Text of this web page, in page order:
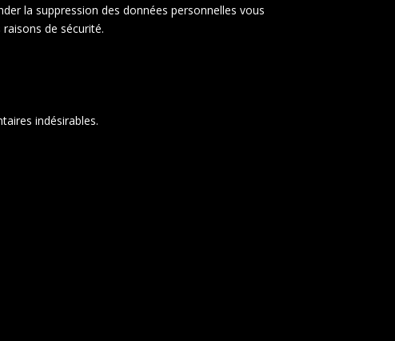
la suppression des données personnelles vous
de sécurité.
indésirables.